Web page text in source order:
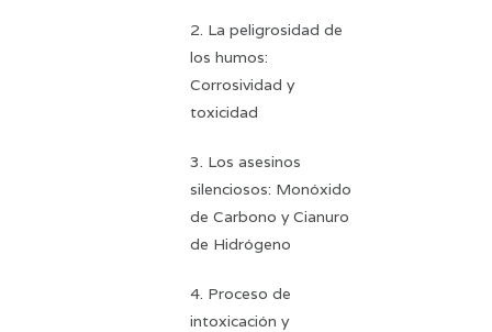
2. La peligrosidad de
los humos:
Corrosividad y
toxicidad
3. Los asesinos
silenciosos: Monóxido
de Carbono y Cianuro
de Hidrógeno
4. Proceso de
intoxicación y